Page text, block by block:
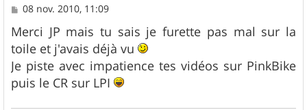
M
s
s
a
g
e
08 nov. 2010, 11:09
Merci JP mais tu sais je furette pas mal sur la
toile et j'avais déjà vu
Je piste avec impatience tes vidéos sur PinkBike
puis le CR sur LPI